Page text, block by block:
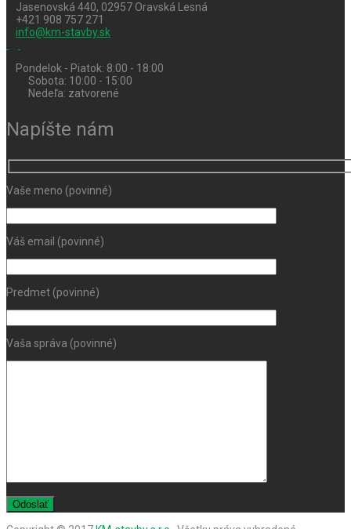
Jasenovská 440, 02957 Oravská Lesná
+421 908 757 271
info@km-stavby.sk
Pondelok - Piatok: 8:00 - 18:00
Sobota: 10:00 - 15:00
Nedeľa: zatvorené
Napíšte nám
Vaše meno (povinné)
Váš email (povinné)
Predmet (povinné)
Vaša správa (povinné)